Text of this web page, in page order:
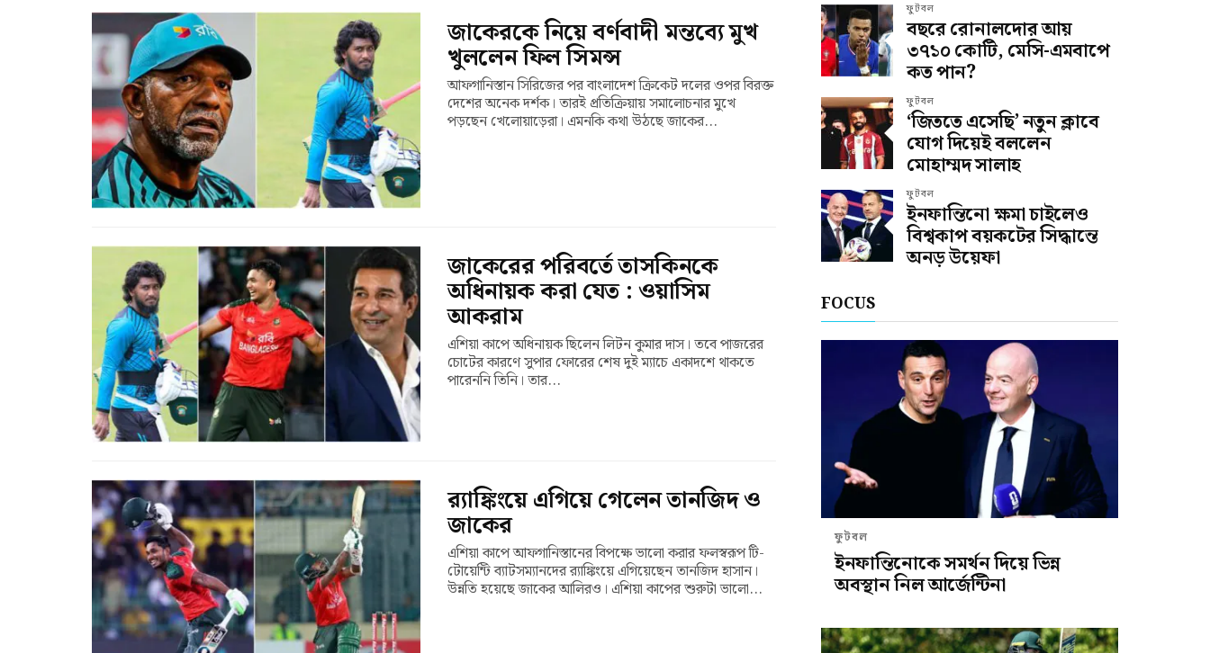
জাকেরকে নিয়ে বর্ণবাদী মন্তব্যে মুখ
খুললেন ফিল সিমন্স
আফগানিস্তান সিরিজের পর বাংলাদেশ ক্রিকেট দলের ওপর বিরক্ত
দেশের অনেক দর্শক। তারই প্রতিক্রিয়ায় সমালোচনার মুখে
পড়ছেন খেলোয়াড়েরা। এমনকি কথা উঠছে জাকের...
জাকেরের পরিবর্তে তাসকিনকে
অধিনায়ক করা যেত : ওয়াসিম
আকরাম
এশিয়া কাপে অধিনায়ক ছিলেন লিটন কুমার দাস। তবে পাজরের
চোটের কারণে সুপার ফোরের শেষ দুই ম্যাচে একাদশে থাকতে
পারেননি তিনি। তার...
র‍্যাঙ্কিংয়ে এগিয়ে গেলেন তানজিদ ও
জাকের
এশিয়া কাপে আফগানিস্তানের বিপক্ষে ভালো করার ফলস্বরূপ টি-
টোয়েন্টি ব্যাটসম্যানদের র‍্যাঙ্কিংয়ে এগিয়েছেন তানজিদ হাসান।
উন্নতি হয়েছে জাকের আলিরও। এশিয়া কাপের শুরুটা ভালো...
ফুটবল
বছরে রোনালদোর আয়
৩৭১০ কোটি, মেসি-এমবাপে
কত পান?
ফুটবল
‘জিততে এসেছি’ নতুন ক্লাবে
যোগ দিয়েই বললেন
মোহাম্মদ সালাহ
ফুটবল
ইনফান্তিনো ক্ষমা চাইলেও
বিশ্বকাপ বয়কটের সিদ্ধান্তে
অনড় উয়েফা
FOCUS
ফুটবল
ইনফান্তিনোকে সমর্থন দিয়ে ভিন্ন
অবস্থান নিল আর্জেন্টিনা